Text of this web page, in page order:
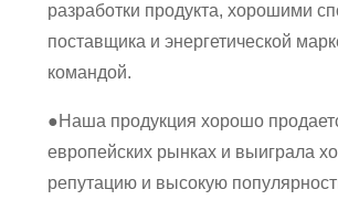
разработки продукта, хорошими
поставщика и энергетической
командой.
●Наша продукция хорошо
европейских рынках и выиграла
репутацию и высокую